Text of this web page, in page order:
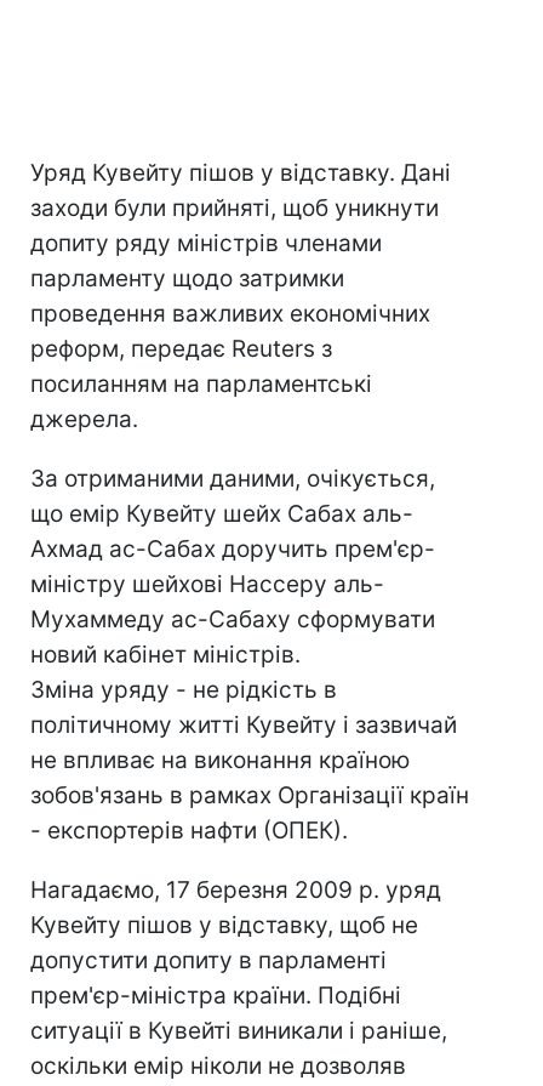
Уряд Кувейту пішов у відставку. Дані
заходи були прийняті, щоб уникнути
допиту ряду міністрів членами
парламенту щодо затримки
проведення важливих економічних
реформ, передає Reuters з
посиланням на парламентські
джерела.
За отриманими даними, очікується,
що емір Кувейту шейх Сабах аль-
Ахмад ас-Сабах доручить прем'єр-
міністру шейхові Нассеру аль-
Мухаммеду ас-Сабаху сформувати
новий кабінет міністрів.
Зміна уряду - не рідкість в
політичному житті Кувейту і зазвичай
не впливає на виконання країною
зобов'язань в рамках Організації країн
- експортерів нафти (ОПЕК).
Нагадаємо, 17 березня 2009 р. уряд
Кувейту пішов у відставку, щоб не
допустити допиту в парламенті
прем'єр-міністра країни. Подібні
ситуації в Кувейті виникали і раніше,
оскільки емір ніколи не дозволяв